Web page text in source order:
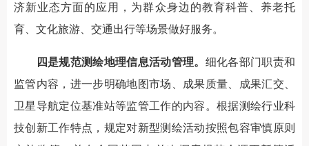
济新业态方面的应用，为群众身边的教育科普、养老托
育、文化旅游、交通出行等场景做好服务。
四是规范测绘地理信息活动管理。 细化各部门职责和
监管内容，进一步明确地图市场、成果质量、成果汇交、
卫星导航定位基准站等监管工作的内容。根据测绘行业科
技创新工作特点，规定对新型测绘活动按照包容审慎原则